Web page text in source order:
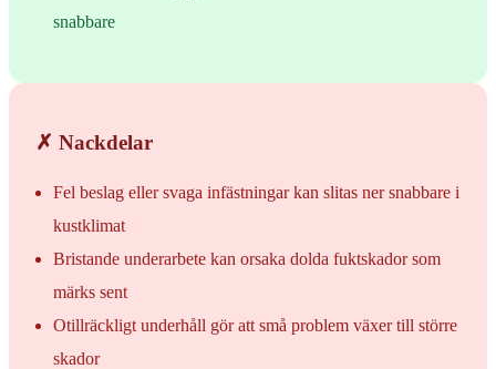
snabbare
✗ Nackdelar
Fel beslag eller svaga infästningar kan slitas ner snabbare i
kustklimat
Bristande underarbete kan orsaka dolda fuktskador som
märks sent
Otillräckligt underhåll gör att små problem växer till större
skador